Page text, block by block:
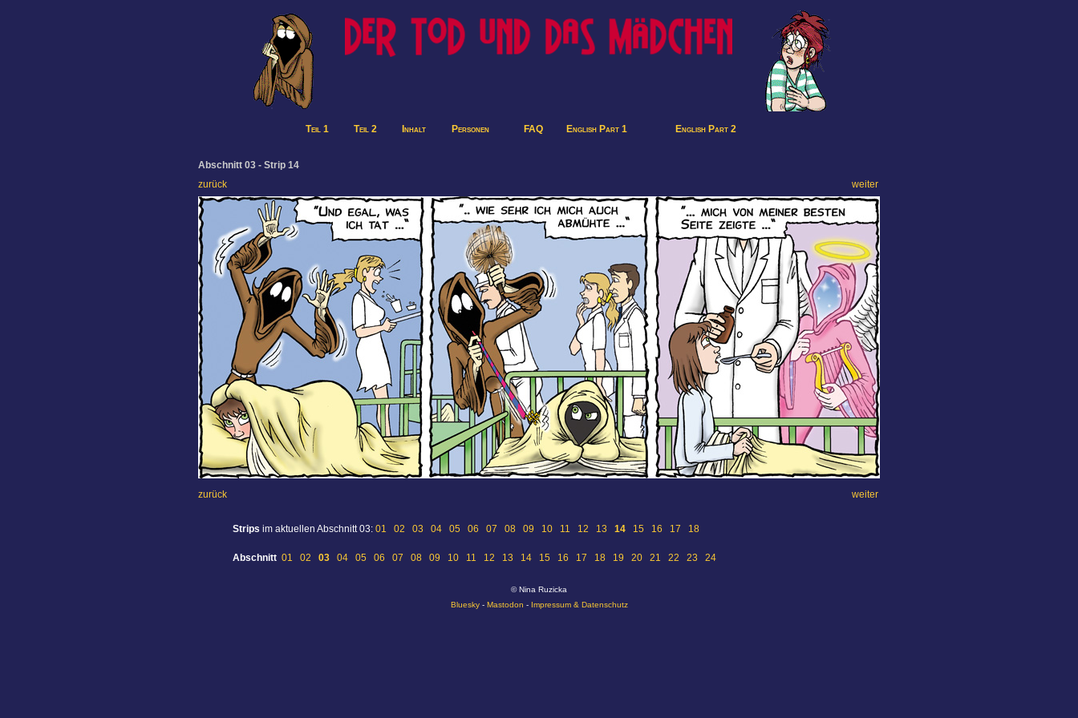
Teil 1 Teil 2 Inhalt Personen FAQ English Part 1 English Part 2
Abschnitt 03 - Strip 14
zurück
weiter
zurück weiter
Strips im aktuellen Abschnitt 03: 01 02 03 04 05 06 07 08 09 10 11 12 13 14 15 16 17 18
Abschnitt 01 02 03 04 05 06 07 08 09 10 11 12 13 14 15 16 17 18 19 20 21 22 23 24
© Nina Ruzicka
Bluesky- Mastodon - Impressum & Datenschutz